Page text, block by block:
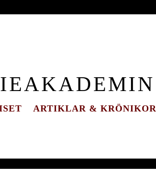
ARTIKLAR & KRÖNIKOR